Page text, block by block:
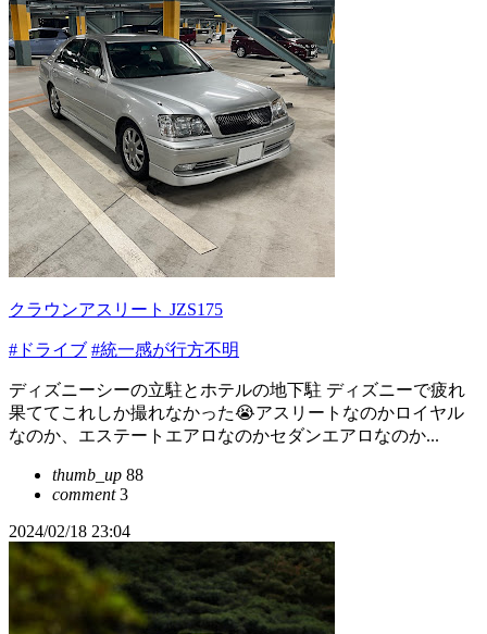
クラウンアスリート JZS175
#ドライブ #統一感が行方不明
ディズニーシーの立駐とホテルの地下駐 ディズニーで疲れ
果ててこれしか撮れなかった😭アスリートなのかロイヤル
なのか、エステートエアロなのかセダンエアロなのか...
thumb_up 88
comment3
2024/02/18 23:04